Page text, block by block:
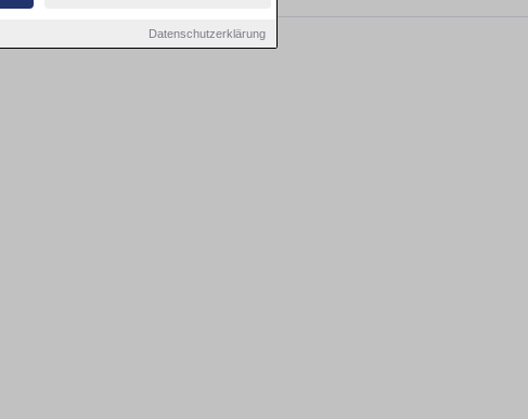
Datenschutzerklärung